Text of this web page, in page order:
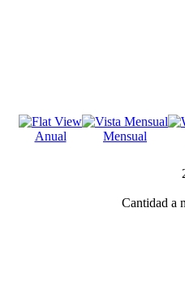
Anual Mensual
Cantidad a